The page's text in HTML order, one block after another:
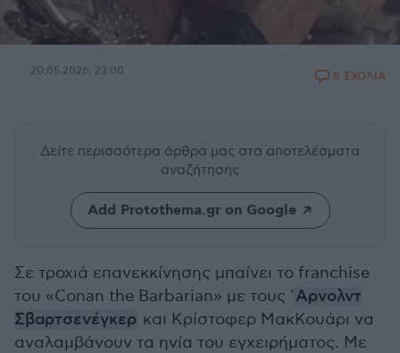
20.05.2026, 23:00 8 ΣΧΟΛΙΑ
Δείτε περισσότερα άρθρα μας στα αποτελέσματα
αναζήτησης
Add Protothema.gr on Google
Σε τροχιά επανεκκίνησης μπαίνει το franchise
του «Conan the Barbarian» με τους 'Αρνολντ
Σβαρτσενέγκερ και Κρίστοφερ ΜακΚουάρι να
αναλαμβάνουν τα ηνία του εγχειρήματος. Με